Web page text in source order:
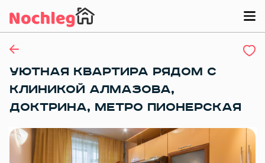
УЮТНАЯ КВАРТИРА РЯДОМ С
КЛИНИКОЙ АЛМАЗОВА,
ДОКТРИНА, МЕТРО ПИОНЕРСКАЯ